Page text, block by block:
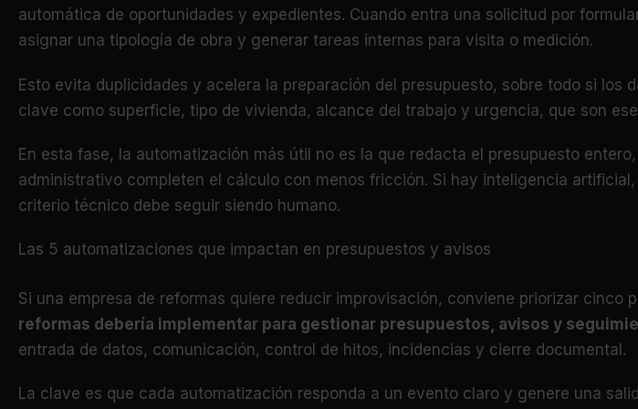
automática de oportunidades y expedientes. Cuando entra una solicitud por
asignar una tipología de obra y generar tareas internas para visita o medición.
Esto evita duplicidades y acelera la preparación del presupuesto, sobre todo si los
clave como superficie, tipo de vivienda, alcance del trabajo y urgencia, que son
En esta fase, la automatización más útil no es la que redacta el presupuesto
administrativo completen el cálculo con menos fricción. Si hay inteligencia
criterio técnico debe seguir siendo humano.
Las 5 automatizaciones que impactan en presupuestos y avisos
Si una empresa de reformas quiere reducir improvisación, conviene priorizar cinco
reformas debería implementar para gestionar presupuestos, avisos y
entrada de datos, comunicación, control de hitos, incidencias y cierre documental.
La clave es que cada automatización responda a un evento claro y genere una